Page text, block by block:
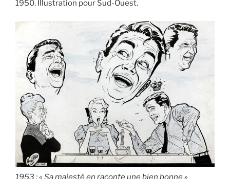
1950. Illustration pour Sud-Ouest.
1953 : « Sa majesté en raconte une bien bonne »